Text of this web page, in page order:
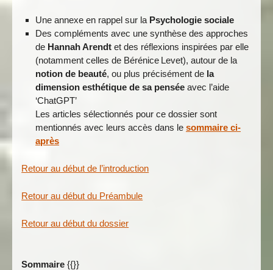
Une annexe en rappel sur la Psychologie sociale
Des compléments avec une synthèse des approches
de Hannah Arendtet des réflexions inspirées par elle
(notamment celles de Bérénice Levet), autour de la
notion de beauté, ou plus précisément de la
dimension esthétique de sa penséeavec l’aide
‘ChatGPT’
Les articles sélectionnés pour ce dossier sont
mentionnés avec leurs accès dans le sommaire ci-
après
Retour au début de l’introduction
Retour au début du Préambule
Retour au début du dossier
Sommaire{{}}